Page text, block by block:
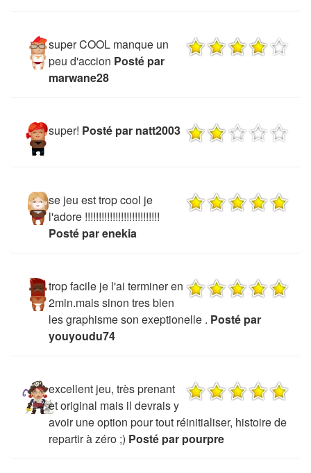
super COOL manque un
peu d'accion Posté par
marwane28
super! Posté par natt2003
se jeu est trop cool je
l'adore !!!!!!!!!!!!!!!!!!!!!!!!!!!
Posté par enekia
trop facile je l'ai terminer en
2min.mais sinon tres bien
les graphisme son exeptionelle . Posté par
youyoudu74
excellent jeu, très prenant
et original mais il devrais y
avoir une option pour tout réinitialiser, histoire de
repartir à zéro ;) Posté par pourpre